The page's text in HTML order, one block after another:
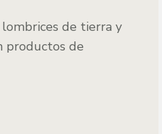
de tierra y
productos de